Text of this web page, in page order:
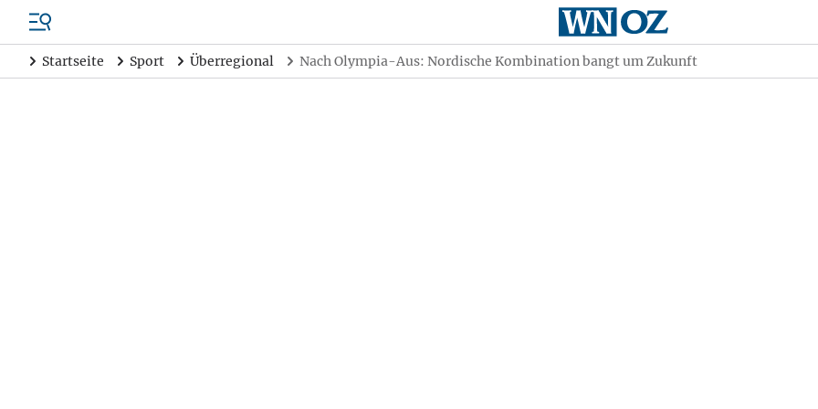
Startseite Sport Überregional Nach Olympia-Aus: Nordische Kombination bangt um Zukunft